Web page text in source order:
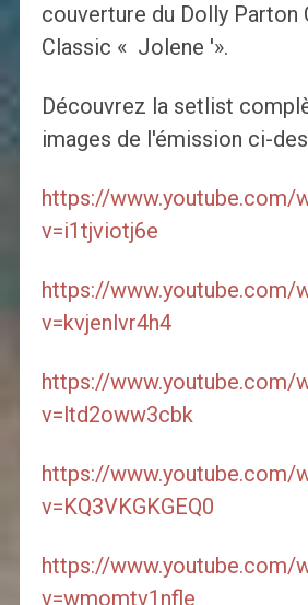
couverture du Dolly Parton
Classic « Jolene '».
Découvrez la setlist
images de l'émission ci-
https://www.youtube.com/
v=i1tjviotj6e
https://www.youtube.com/
v=kvjenlvr4h4
https://www.youtube.com/
v=ltd2oww3cbk
https://www.youtube.com/
v=KQ3VKGKGEQ0
https://www.youtube.com/
v=wmomtv1nfle